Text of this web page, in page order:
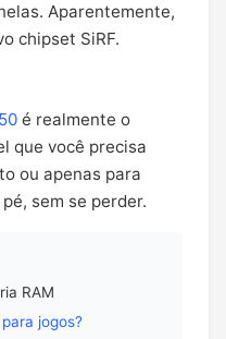
Aparentemente,
chipset SiRF.
é realmente o
que você precisa
ou apenas para
sem se perder.
RAM
jogos?